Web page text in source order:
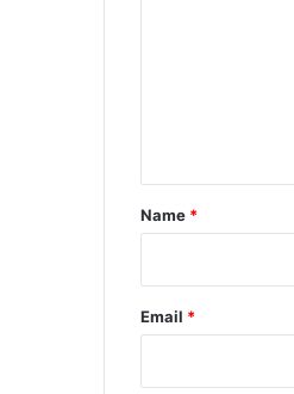
*
Name *
Email *